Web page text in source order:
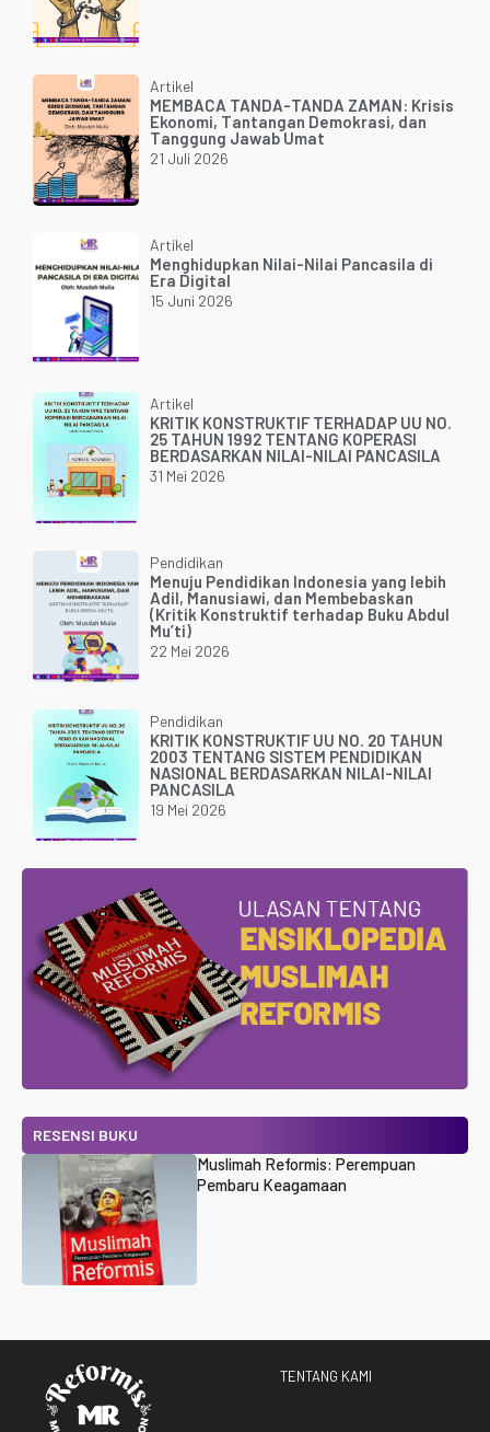
Artikel
MEMBACA TANDA-TANDA ZAMAN: Krisis
Ekonomi, Tantangan Demokrasi, dan
Tanggung Jawab Umat
21 Juli 2026
Artikel
Menghidupkan Nilai-Nilai Pancasila di
Era Digital
15 Juni 2026
Artikel
KRITIK KONSTRUKTIF TERHADAP UU NO.
25 TAHUN 1992 TENTANG KOPERASI
BERDASARKAN NILAI-NILAI PANCASILA
31 Mei 2026
Pendidikan
Menuju Pendidikan Indonesia yang lebih
Adil, Manusiawi, dan Membebaskan
(Kritik Konstruktif terhadap Buku Abdul
Mu’ti)
22 Mei 2026
Pendidikan
KRITIK KONSTRUKTIF UU NO. 20 TAHUN
2003 TENTANG SISTEM PENDIDIKAN
NASIONAL BERDASARKAN NILAI-NILAI
PANCASILA
19 Mei 2026
RESENSI BUKU
Muslimah Reformis: Perempuan
Pembaru Keagamaan
TENTANG KAMI